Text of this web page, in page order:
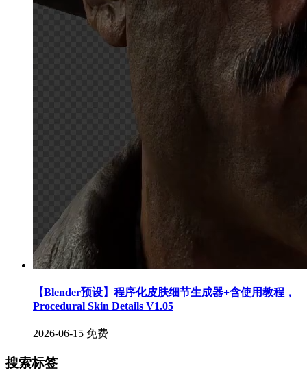
【Blender预设】程序化皮肤细节生成器+含使用教程，
Procedural Skin Details V1.05
2026-06-15 免费
搜索标签